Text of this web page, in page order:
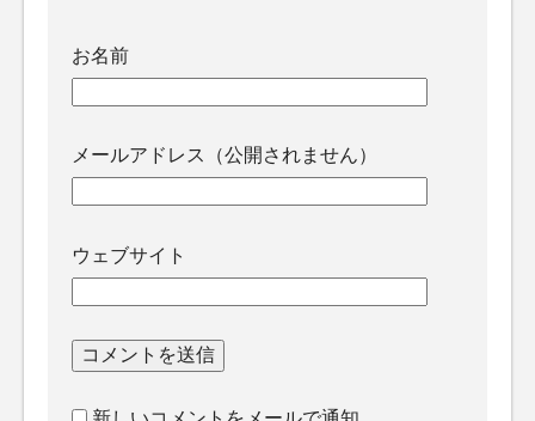
お名前
メールアドレス（公開されません）
ウェブサイト